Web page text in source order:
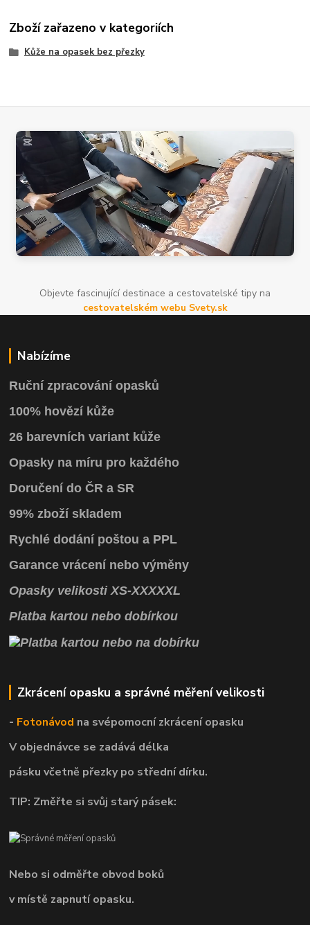
Zboží zařazeno v kategoriích
Kůže na opasek bez přezky
Objevte fascinující destinace a cestovatelské tipy na
cestovatelském webu Svety.sk
Nabízíme
Ruční zpracování opasků
100% hovězí kůže
26 barevních variant kůže
Opasky na míru pro každého
Doručení do ČR a SR
99% zboží skladem
Rychlé dodání poštou a PPL
Garance vrácení nebo výměny
OpaskyvelikostiXS-XXXXXL
Platba kartou nebo dobírkou
Zkrácení opasku a správné měření velikosti
- Fotonávod na svépomocnízkrácení opasku
V objednávce se zadává délka
pásku včetně přezky po střední dírku.
TIP: Změřte si svůj starý pásek:
Nebo si odměřte obvod boků
v místě zapnutí opasku.